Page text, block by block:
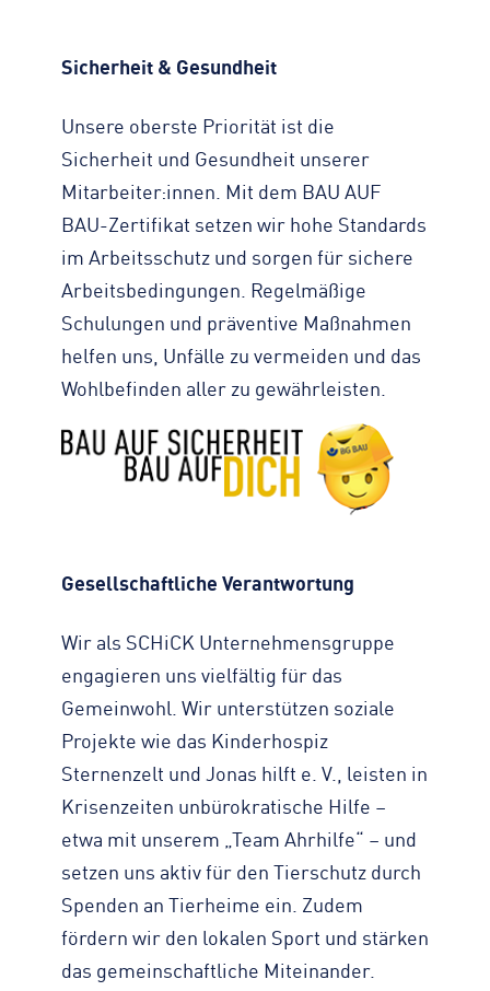
Sicherheit & Gesundheit
Unsere oberste Priorität ist die
Sicherheit und Gesundheit unserer
Mitarbeiter:innen. Mit dem BAU AUF
BAU-Zertifikat setzen wir hohe Standards
im Arbeitsschutz und sorgen für sichere
Arbeitsbedingungen. Regelmäßige
Schulungen und präventive Maßnahmen
helfen uns, Unfälle zu vermeiden und das
Wohlbefinden aller zu gewährleisten.
Gesellschaftliche Verantwortung
Wir als SCHiCK Unternehmensgruppe
engagieren uns vielfältig für das
Gemeinwohl. Wir unterstützen soziale
Projekte wie das Kinderhospiz
Sternenzelt und Jonas hilft e. V., leisten in
Krisenzeiten unbürokratische Hilfe –
etwa mit unserem „Team Ahrhilfe“ – und
setzen uns aktiv für den Tierschutz durch
Spenden an Tierheime ein. Zudem
fördern wir den lokalen Sport und stärken
das gemeinschaftliche Miteinander.